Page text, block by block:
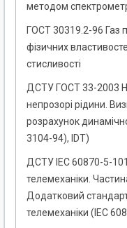
методом
ГОСТ 30319.2-96 Газ
фізичних
стисливості
ДСТУ ГОСТ 33-2003
непрозорі рідини.
розрахунок
3104-94), IDT)
ДСТУ IEC 60870-5-
телемеханіки.
Додатковий
телемеханіки (IEC